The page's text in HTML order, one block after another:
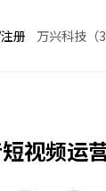
注册 万兴科技（
视频运